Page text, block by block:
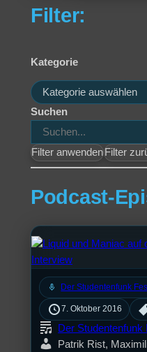
Filter:
Kategorie
Kategorien
Suchen
Filter anwenden Filter
Podcast-
mic Der Studentenfunk
7. Oktober 2016
Der
Patrik Rist,